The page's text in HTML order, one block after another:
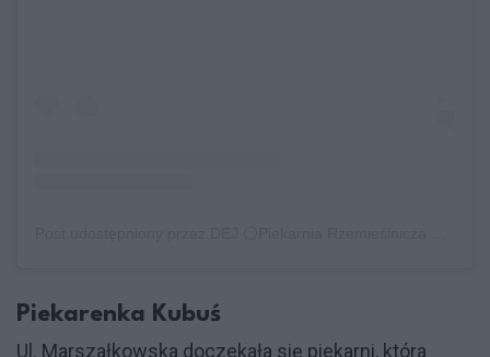
Piekarenka Kubuś
Ul. Marszałkowska doczekała się piekarni, która